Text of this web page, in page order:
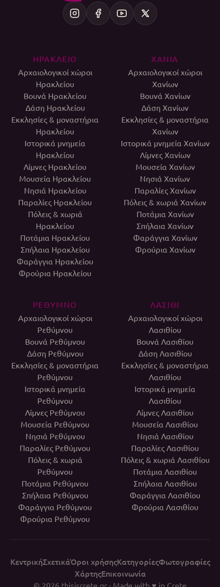
ΗΡΑΚΛΕΙΟ
Αρχαιολογικοί χώροι
Ηρακλείου
Βουνά Ηρακλείου
Δάση Ηρακλείου
Εκκλησίες & μοναστήρια
Ηρακλείου
Ιστορικά μνημεία
Ηρακλείου
Λίμνες Ηρακλείου
Μουσεία Ηρακλείου
Νησιά Ηρακλείου
Παραλίες Ηρακλείου
Πόλεις & χωριά
Ηρακλείου
Ποτάμια Ηρακλείου
Σπήλαια Ηρακλείου
Φαράγγια Ηρακλείου
Φρούρια Ηρακλείου
ΧΑΝΙΑ
Αρχαιολογικοί χώροι
Χανίων
Βουνά Χανίων
Δάση Χανίων
Εκκλησίες & μοναστήρια
Χανίων
Ιστορικά μνημεία Χανίων
Λίμνες Χανίων
Μουσεία Χανίων
Νησιά Χανίων
Παραλίες Χανίων
Πόλεις & χωριά Χανίων
Ποτάμια Χανίων
Σπήλαια Χανίων
Φαράγγια Χανίων
Φρούρια Χανίων
ΡΕΘΥΜΝΟ
Αρχαιολογικοί χώροι
Ρεθύμνου
Βουνά Ρεθύμνου
Δάση Ρεθύμνου
Εκκλησίες & μοναστήρια
Ρεθύμνου
Ιστορικά μνημεία
Ρεθύμνου
Λίμνες Ρεθύμνου
Μουσεία Ρεθύμνου
Νησιά Ρεθύμνου
Παραλίες Ρεθύμνου
Πόλεις & χωριά
Ρεθύμνου
Ποτάμια Ρεθύμνου
Σπήλαια Ρεθύμνου
Φαράγγια Ρεθύμνου
Φρούρια Ρεθύμνου
ΛΑΣΙΘΙ
Αρχαιολογικοί χώροι
Λασιθίου
Βουνά Λασιθίου
Δάση Λασιθίου
Εκκλησίες & μοναστήρια
Λασιθίου
Ιστορικά μνημεία
Λασιθίου
Λίμνες Λασιθίου
Μουσεία Λασιθίου
Νησιά Λασιθίου
Παραλίες Λασιθίου
Πόλεις & χωριά Λασιθίου
Ποτάμια Λασιθίου
Σπήλαια Λασιθίου
Φαράγγια Λασιθίου
Φρούρια Λασιθίου
ΚεντρικήΣχετικάΌροι χρήσηςΚατηγορίεςΦωτογραφίες
ΧάρτηςΕπικοινωνία
© 2026 thisiscrete.gr · Made with ♥ in Crete